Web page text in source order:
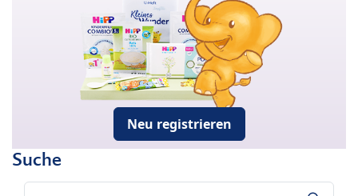
Neu registrieren
Suche